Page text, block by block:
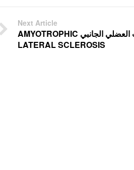
Next Article
التصلب العضلي الجانبي AMYOTROPHIC
LATERAL SCLEROSIS